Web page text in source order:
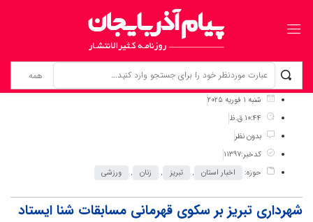
برگ نخست نوشته‌ها
شهرداری تبریز بر سکوی قهرمانی مسابقات شنا ایستاد
شنبه 1 فوریه 2025
10:44 ق.ظ
بدون نظر
کدخبر:11397
حوزه:
اخبار استان , تبریز , زنان , ورزشی
شهرداری تبریز بر سکوی قهرمانی مسابقات شنا ایستاد